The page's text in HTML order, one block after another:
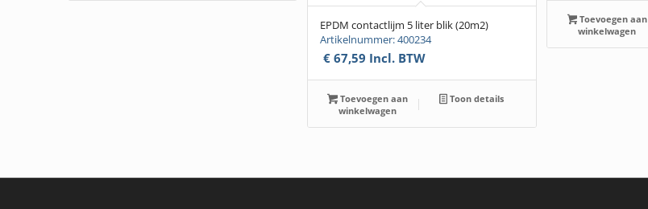
EPDM contactlijm 5 liter blik (20m2)
Artikelnummer: 400234
€67,59 Incl. BTW
Toevoegen aan
winkelwagen
Toon details
Toevoegen aan
winkelwagen